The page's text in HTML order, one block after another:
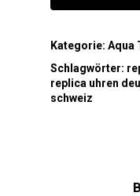
Kategorie: Aqua
Schlagwörter:
replica uhren
schweiz